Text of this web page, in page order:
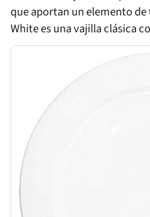
que aportan un elemento
White es una vajilla clásica